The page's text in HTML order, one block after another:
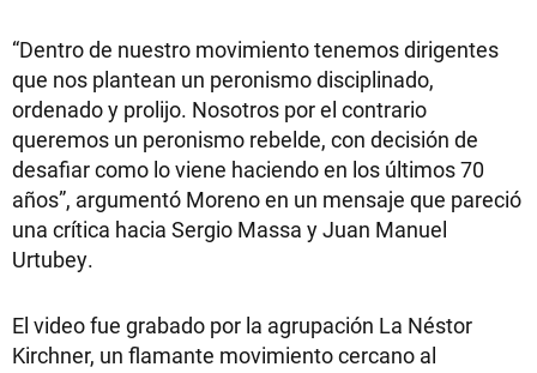
“Dentro de nuestro movimiento tenemos dirigentes
que nos plantean un peronismo disciplinado,
ordenado y prolijo. Nosotros por el contrario
queremos un peronismo rebelde, con decisión de
desafiar como lo viene haciendo en los últimos 70
años”, argumentó Moreno en un mensaje que pareció
una crítica hacia Sergio Massa y Juan Manuel
Urtubey.
El video fue grabado por la agrupación La Néstor
Kirchner, un flamante movimiento cercano al